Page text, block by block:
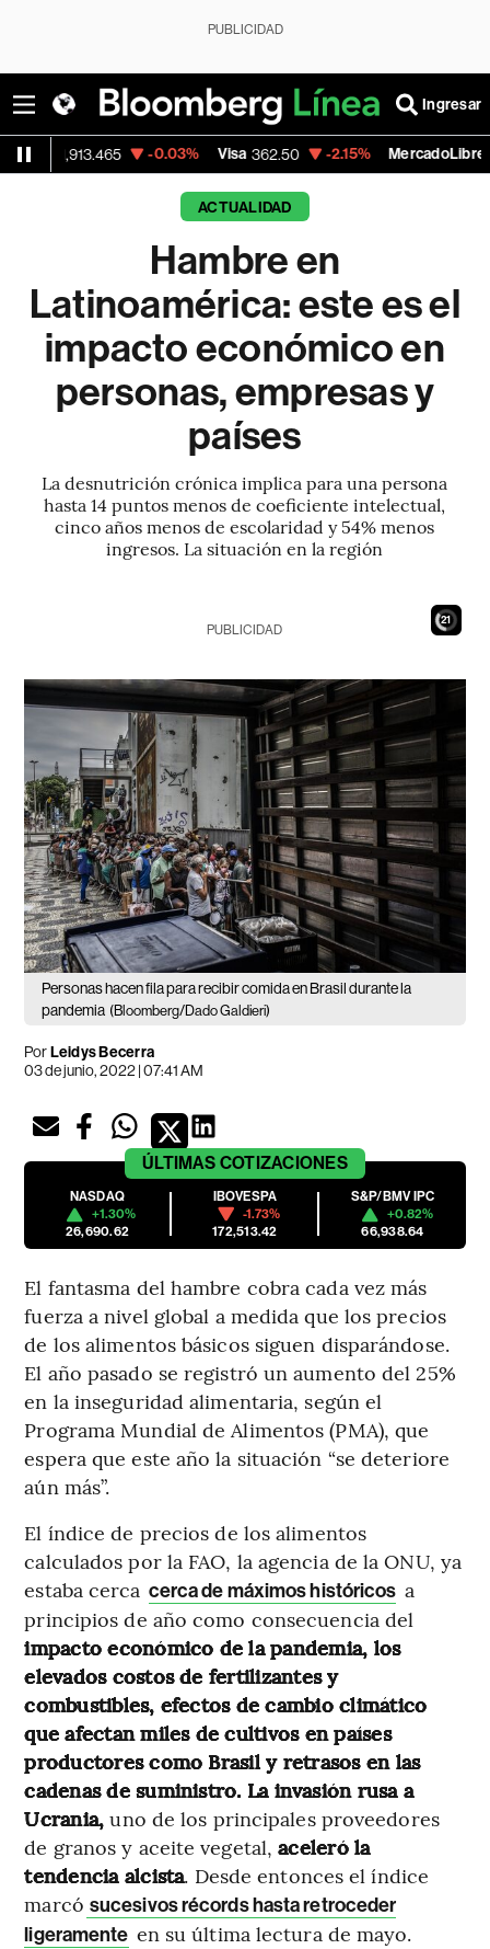
PUBLICIDAD
Ingresar
-0.03% Visa 362.50 -2.15% MercadoLibre 1,821.795 -
ACTUALIDAD
Hambre en
Latinoamérica: este es el
impacto económico en
personas, empresas y
países
La desnutrición crónica implica para una persona
hasta 14 puntos menos de coeficiente intelectual,
cinco años menos de escolaridad y 54% menos
ingresos. La situación en la región
19
PUBLICIDAD
Personas hacen fila para recibir comida en Brasil durante la
pandemia (Bloomberg/Dado Galdieri)
PorLeidys Becerra
03 de junio, 2022 | 07:41 AM
ÚLTIMAS COTIZACIONES
NASDAQ
+1.30%
26,690.62
IBOVESPA
-1.73%
172,513.42
S&P/BMV IPC
+0.82%
66,938.64
El fantasma del hambre cobra cada vez más
fuerza a nivel global a medida que los precios
de los alimentos básicos siguen disparándose.
El año pasado se registró un aumento del 25%
en la inseguridad alimentaria, según el
Programa Mundial de Alimentos (PMA), que
espera que este año la situación “se deteriore
aún más”.
El índice de precios de los alimentos
calculados por la FAO, la agencia de la ONU, ya
estaba cerca cerca de máximos históricos a
principios de año como consecuencia del
impacto económico de la pandemia, los
elevados costos de fertilizantes y
combustibles, efectos de cambio climático
que afectan miles de cultivos en países
productores como Brasil y retrasos en las
cadenas de suministro. La invasión rusa a
Ucrania, uno de los principales proveedores
de granos y aceite vegetal,aceleró la
tendencia alcista. Desde entonces el índice
marcó sucesivos récords hasta retroceder
ligeramente en su última lectura de mayo.